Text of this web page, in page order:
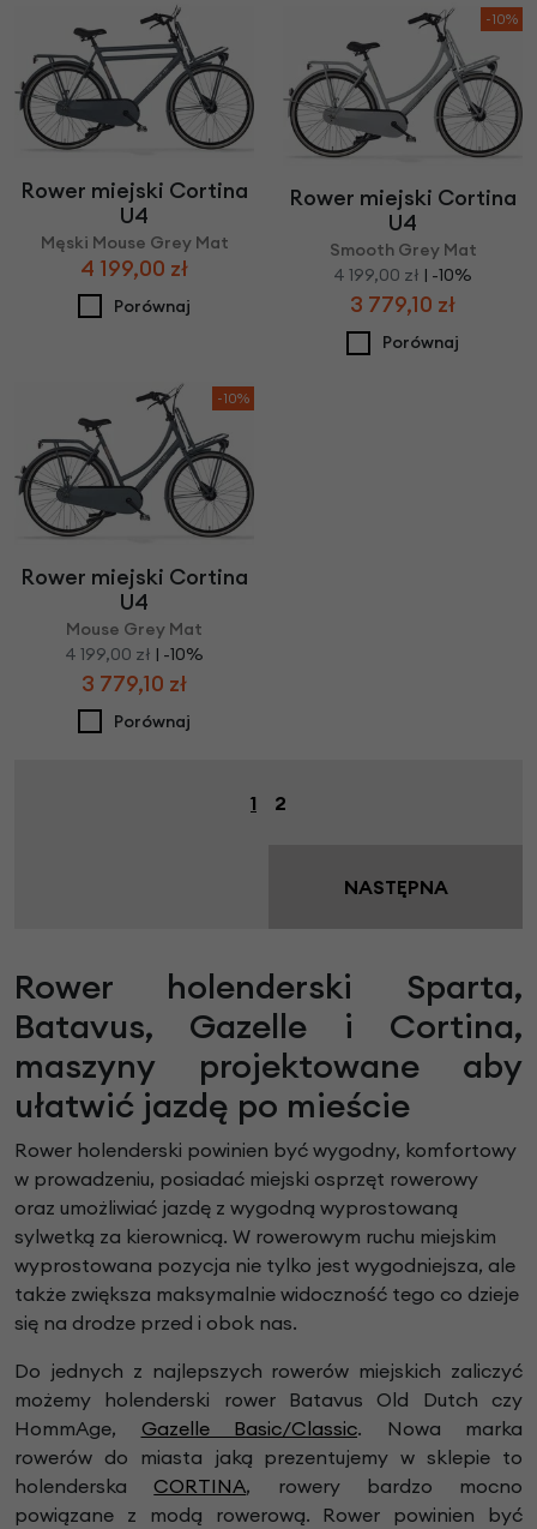
Rower miejski Cortina
U4
Męski Mouse Grey Mat
4 199,00 zł
Porównaj
-10%
Rower miejski Cortina
U4
Smooth Grey Mat
4 199,00 zł | -10%
3 779,10 zł
Porównaj
-10%
Rower miejski Cortina
U4
Mouse Grey Mat
4 199,00 zł | -10%
3 779,10 zł
Porównaj
1 2
NASTĘPNA
Rower holenderski Sparta,
Batavus, Gazelle i Cortina,
maszyny projektowane aby
ułatwić jazdę po mieście
Rower holenderski powinien być wygodny, komfortowy
w prowadzeniu, posiadać miejski osprzęt rowerowy
oraz umożliwiać jazdę z wygodną wyprostowaną
sylwetką za kierownicą. W rowerowym ruchu miejskim
wyprostowana pozycja nie tylko jest wygodniejsza, ale
także zwiększa maksymalnie widoczność tego co dzieje
się na drodze przed i obok nas.
Do jednych z najlepszych rowerów miejskich zaliczyć
możemy holenderski rower Batavus Old Dutch czy
HommAge, Gazelle Basic/Classic. Nowa marka
rowerów do miasta jaką prezentujemy w sklepie to
holenderskaCORTINA, rowery bardzo mocno
powiązane z modą rowerową. Rower powinien być